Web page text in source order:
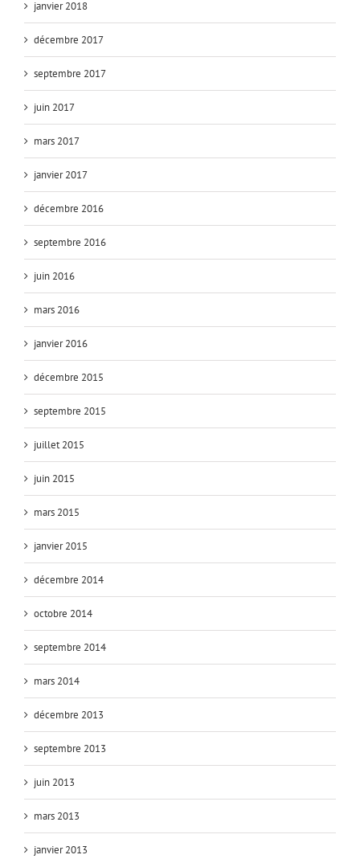
janvier 2018
décembre 2017
septembre 2017
juin 2017
mars 2017
janvier 2017
décembre 2016
septembre 2016
juin 2016
mars 2016
janvier 2016
décembre 2015
septembre 2015
juillet 2015
juin 2015
mars 2015
janvier 2015
décembre 2014
octobre 2014
septembre 2014
mars 2014
décembre 2013
septembre 2013
juin 2013
mars 2013
janvier 2013